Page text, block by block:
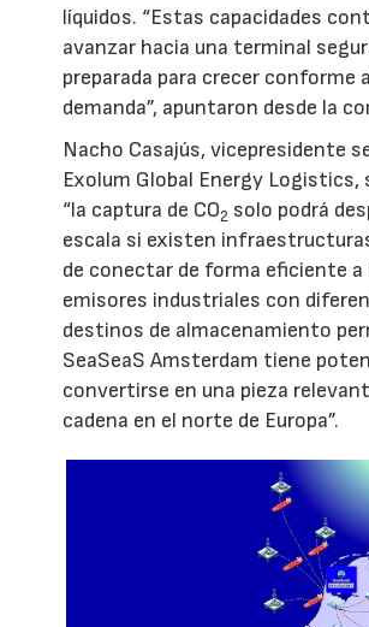
líquidos. “Estas capacidades
avanzar hacia una terminal
preparada para crecer conforme
demanda”, apuntaron desde la
Nacho Casajús, vicepresidente
Exolum Global Energy Logistics,
“la captura de CO2 solo podrá
escala si existen
de conectar de forma eficiente a
emisores industriales con
destinos de almacenamiento
SeaSeaS Amsterdam tiene
convertirse en una pieza
cadena en el norte de Europa”.